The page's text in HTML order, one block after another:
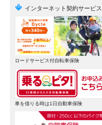
インターネット契約サービス
ロードサービス付自転車保険
車を借りる時は1日自動車保険